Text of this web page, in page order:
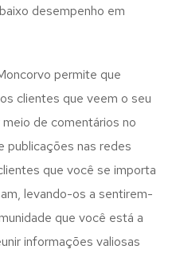
desempenho em
permite que
clientes que veem o seu
de comentários no
publicações nas redes
que você se importa
levando-os a sentirem-
que você está a
informações valiosas